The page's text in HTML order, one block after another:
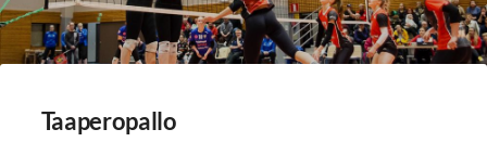
Taaperopallo